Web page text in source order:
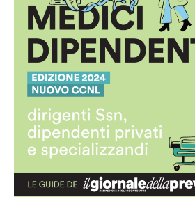
Guida per i medici